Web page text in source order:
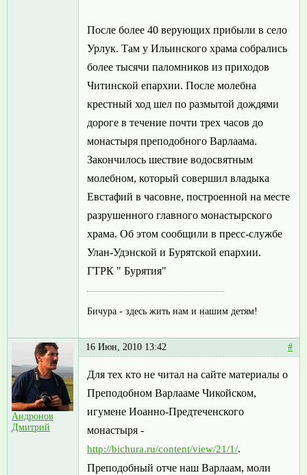
После более 40 верующих прибыли в село
Урлук. Там у Ильинского храма собрались
более тысячи паломников из приходов
Читинской епархии. После молебна
крестный ход шел по размытой дождями
дороге в течение почти трех часов до
монастыря преподобного Варлаама.
Закончилось шествие водосвятным
молебном, который совершил владыка
Евстафий в часовне, построенной на месте
разрушенного главного монастырского
храма. Об этом сообщили в пресс-службе
Улан-Удэнской и Бурятской епархии.
ГТРК " Бурятия"
Бичура - здесь жить нам и нашим детям!
Андронов
Дмитрий
16 Июн, 2010 13:42 #
Для тех кто не читал на сайте материалы о
Преподобном Варлааме Чикойском,
игумене Иоанно-Предтеченского
монастыря -
http://bichura.ru/content/view/21/1/.
Преподобный отче наш Варлаам, моли